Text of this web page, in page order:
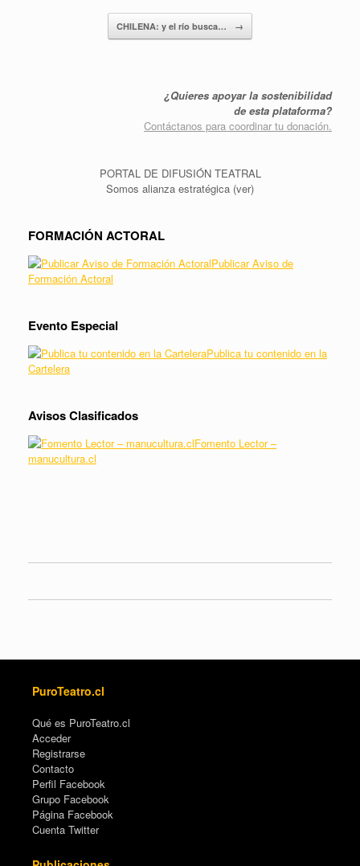
CHILENA: y el río busca… →
¿Quieres apoyar la sostenibilidad
de esta plataforma?
Contáctanos para coordinar tu donación.
PORTAL DE DIFUSIÓN TEATRAL
Somos alianza estratégica (ver)
FORMACIÓN ACTORAL
Publicar Aviso de
Formación Actoral
Evento Especial
Publica tu contenido en la
Cartelera
Avisos Clasificados
Fomento Lector –
manucultura.cl
PuroTeatro.cl
Qué es PuroTeatro.cl
Acceder
Registrarse
Contacto
Perfil Facebook
Grupo Facebook
Página Facebook
Cuenta Twitter